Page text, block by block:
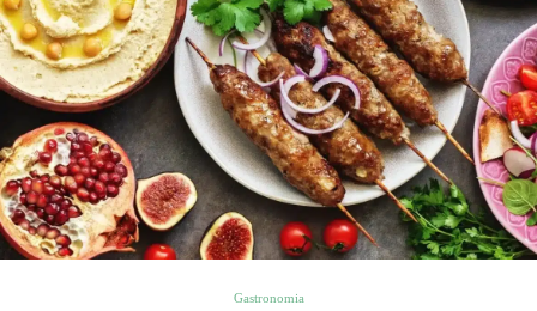
Gastronomia